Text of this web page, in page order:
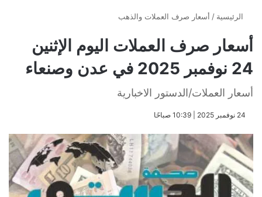
الرئيسية / أسعار صرف العملات والذهب
أسعار صرف العملات اليوم الإثنين
24 نوفمبر 2025 في عدن وصنعاء
أسعار العملات/الدستور الاخبارية
​24 نوفمبر 2025 | 10:39 صباحًا